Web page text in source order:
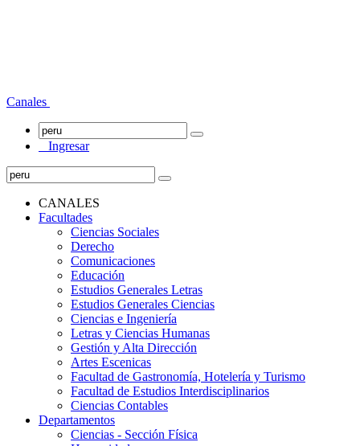
Canales
Ingresar
CANALES
Facultades
Ciencias Sociales
Derecho
Comunicaciones
Educación
Estudios Generales Letras
Estudios Generales Ciencias
Ciencias e Ingeniería
Letras y Ciencias Humanas
Gestión y Alta Dirección
Artes Escenicas
Facultad de Gastronomía, Hotelería y Turismo
Facultad de Estudios Interdisciplinarios
Ciencias Contables
Departamentos
Ciencias - Sección Física